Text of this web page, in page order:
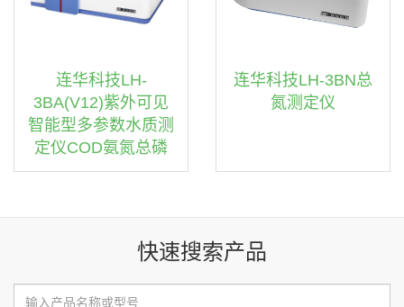
连华科技LH-
3BA(V12)紫外可见
智能型多参数水质测
定仪COD氨氮总磷
连华科技LH-3BN总
氮测定仪
快速搜索产品